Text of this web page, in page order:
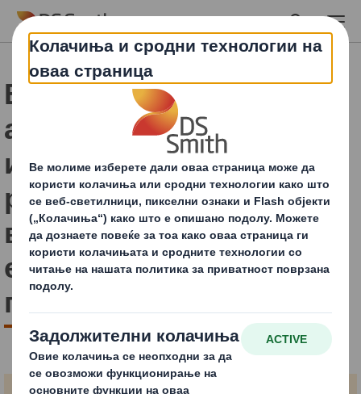
Skip to main content
Ви благодариме што
аплициравте! Вашиот
извештај за иновативни
решенија за пакување
во индустријата за пиво
е подготвен за
преземање